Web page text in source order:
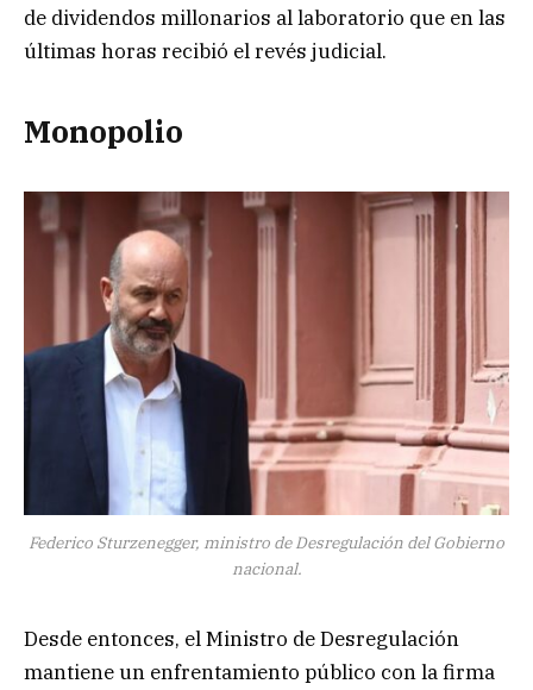
de dividendos millonarios al laboratorio que en las
últimas horas recibió el revés judicial.
Monopolio
Federico Sturzenegger, ministro de Desregulación del Gobierno
nacional.
Desde entonces, el Ministro de Desregulación
mantiene un enfrentamiento público con la firma